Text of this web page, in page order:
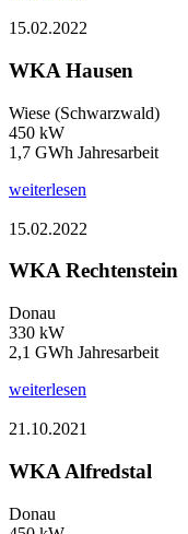
15.02.2022
WKA Hausen
Wiese (Schwarzwald)
450 kW
1,7 GWh Jahresarbeit
weiterlesen
15.02.2022
WKA Rechtenstein
Donau
330 kW
2,1 GWh Jahresarbeit
weiterlesen
21.10.2021
WKA Alfredstal
Donau